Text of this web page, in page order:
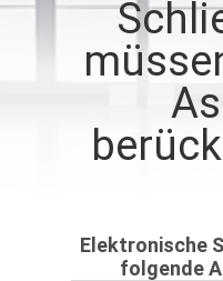
TRETEN
VERBINDUNG
Elektronische
folgende